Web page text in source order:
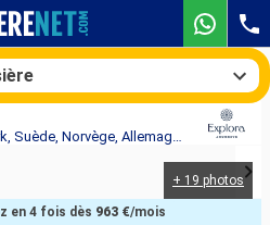
Croisière EXPLORA IV : Danemark, Suède, Norvège, Allemagne au départ de Copenhague
+ 19 photos
en 4 fois dès 963 €/mois